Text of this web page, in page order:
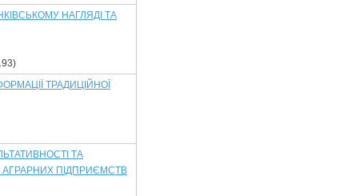
НАГЛЯДІ ТА
ТРАДИЦІЙНОЇ
ТА
АГРАРНИХ ПІДПРИЄМСТВ